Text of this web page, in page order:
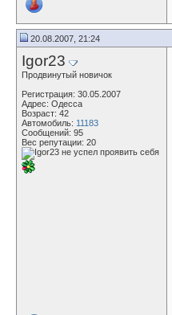
20.08.2007, 21:24
Igor23
Продвинутый новичок
Регистрация: 30.05.2007
Адрес: Одесса
Возраст: 42
Автомобиль: 11183
Сообщений: 95
Вес репутации: 20